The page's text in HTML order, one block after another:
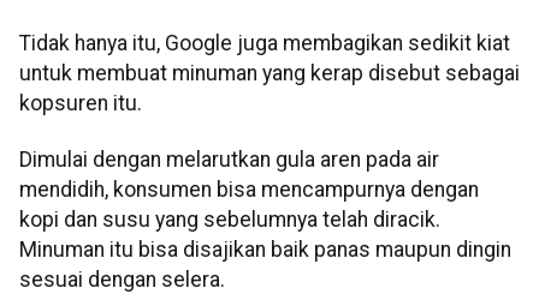
Tidak hanya itu, Google juga membagikan sedikit kiat
untuk membuat minuman yang kerap disebut sebagai
kopsuren itu.
Dimulai dengan melarutkan gula aren pada air
mendidih, konsumen bisa mencampurnya dengan
kopi dan susu yang sebelumnya telah diracik.
Minuman itu bisa disajikan baik panas maupun dingin
sesuai dengan selera.